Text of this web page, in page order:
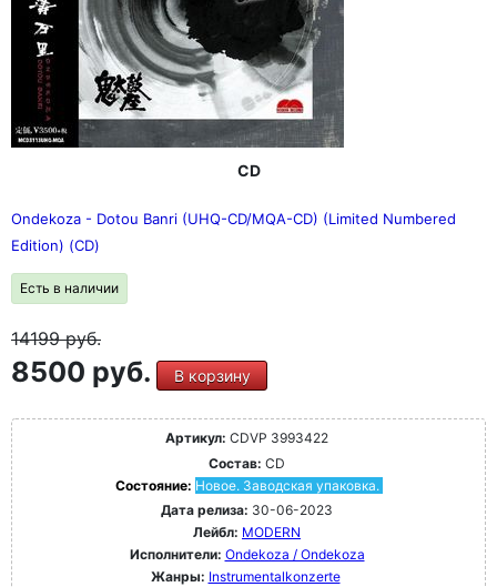
CD
Ondekoza - Dotou Banri (UHQ-CD/MQA-CD) (Limited Numbered
Edition) (CD)
Есть в наличии
14199руб.
8500 руб. В корзину
Артикул: CDVP 3993422
Состав: CD
Состояние: Новое. Заводская упаковка.
Дата релиза: 30-06-2023
Лейбл: MODERN
Исполнители: Ondekoza / Ondekoza
Жанры: Instrumentalkonzerte